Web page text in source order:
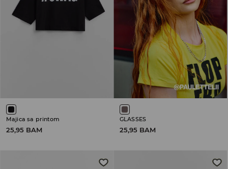
Majica sa printom
25,95 BAM
GLASSES
25,95 BAM